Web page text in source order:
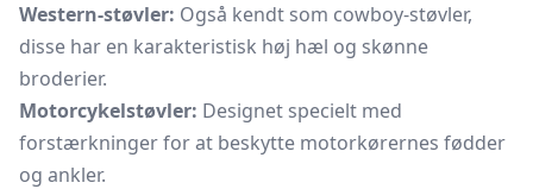
Western-støvler: Også kendt som cowboy-støvler,
disse har en karakteristisk høj hæl og skønne
broderier.
Motorcykelstøvler: Designet specielt med
forstærkninger for at beskytte motorkørernes fødder
og ankler.